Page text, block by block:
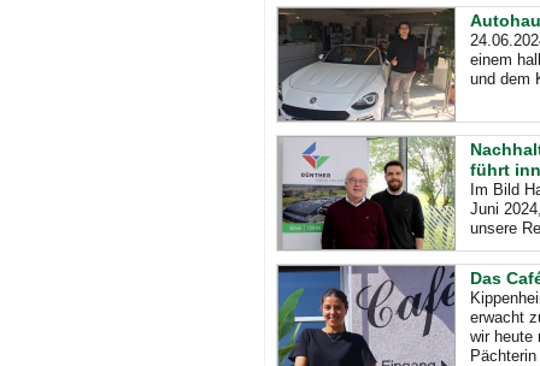
einem
und dem
führt
Im Bild
Juni
unsere
Das
erwacht
wir heute